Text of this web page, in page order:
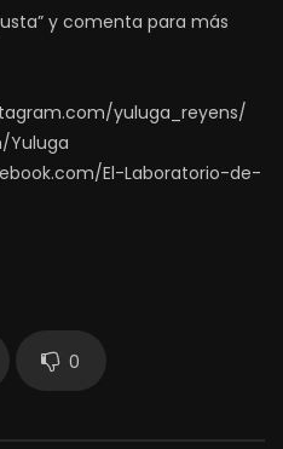
y comenta para más
yuluga_reyens/
El-Laboratorio-de-
0